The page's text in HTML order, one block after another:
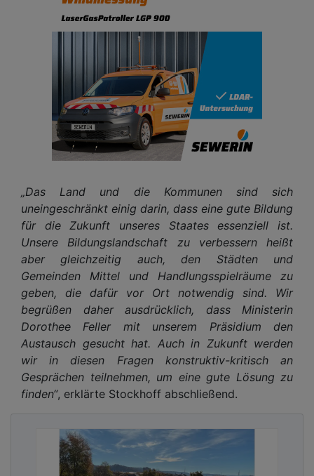
„Das Land und die Kommunen sind sich
uneingeschränkt einig darin, dass eine gute Bildung
für die Zukunft unseres Staates essenziell ist.
Unsere Bildungslandschaft zu verbessern heißt
aber gleichzeitig auch, den Städten und
Gemeinden Mittel und Handlungsspielräume zu
geben, die dafür vor Ort notwendig sind. Wir
begrüßen daher ausdrücklich, dass Ministerin
Dorothee Feller mit unserem Präsidium den
Austausch gesucht hat. Auch in Zukunft werden
wir in diesen Fragen konstruktiv-kritisch an
Gesprächen teilnehmen, um eine gute Lösung zu
finden“, erklärte Stockhoff abschließend.